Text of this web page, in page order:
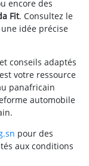
encore des
Fit. Consultez le
idée précise
conseils adaptés
est votre ressource
panafricain
automobile
pour des
aux conditions